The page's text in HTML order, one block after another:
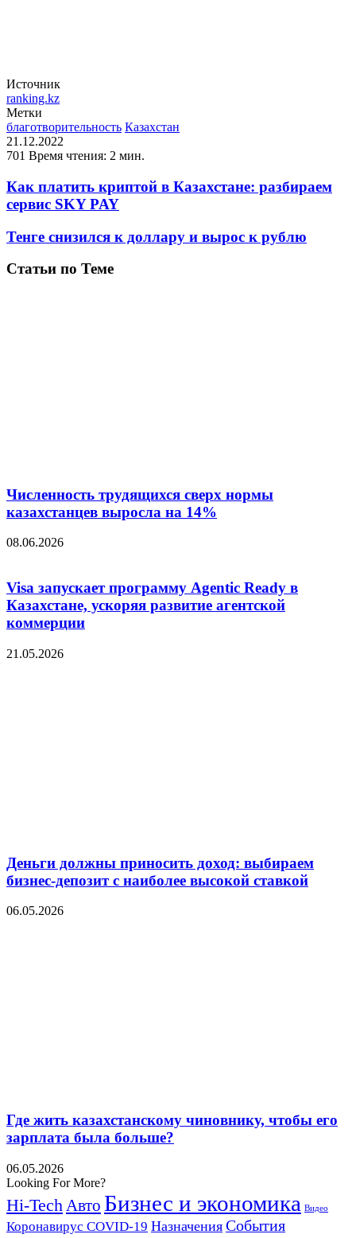
Источник
ranking.kz
Метки
благотворительность Казахстан
21.12.2022
701 Время чтения: 2 мин.
Как платить криптой в Казахстане: разбираем
сервис SKY PAY
Тенге снизился к доллару и вырос к рублю
Статьи по Теме
Численность трудящихся сверх нормы
казахстанцев выросла на 14%
08.06.2026
Visa запускает программу Agentic Ready в
Казахстане, ускоряя развитие агентской
коммерции
21.05.2026
Деньги должны приносить доход: выбираем
бизнес-депозит с наиболее высокой ставкой
06.05.2026
Где жить казахстанскому чиновнику, чтобы его
зарплата была больше?
06.05.2026
Looking For More?
Hi-Tech Авто Бизнес и экономика Видео
Коронавирус COVID-19 Назначения События